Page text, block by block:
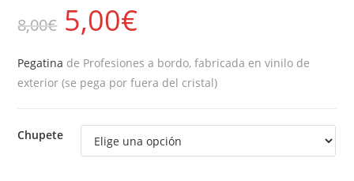
8,00€ 5,00€
Pegatina de Profesiones a bordo, fabricada en vinilo de
exterior (se pega por fuera del cristal)
Chupete